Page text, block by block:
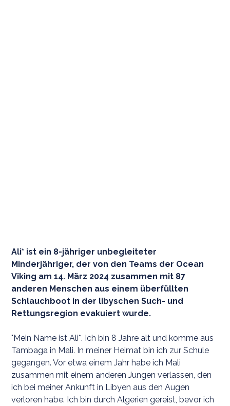
Ali* ist ein 8-jähriger unbegleiteter
Minderjähriger, der von den Teams der Ocean
Viking am 14. März 2024 zusammen mit 87
anderen Menschen aus einem überfüllten
Schlauchboot in der libyschen Such- und
Rettungsregion evakuiert wurde.
"Mein Name ist Ali*. Ich bin 8 Jahre alt und komme aus
Tambaga in Mali. In meiner Heimat bin ich zur Schule
gegangen. Vor etwa einem Jahr habe ich Mali
zusammen mit einem anderen Jungen verlassen, den
ich bei meiner Ankunft in Libyen aus den Augen
verloren habe. Ich bin durch Algerien gereist, bevor ich